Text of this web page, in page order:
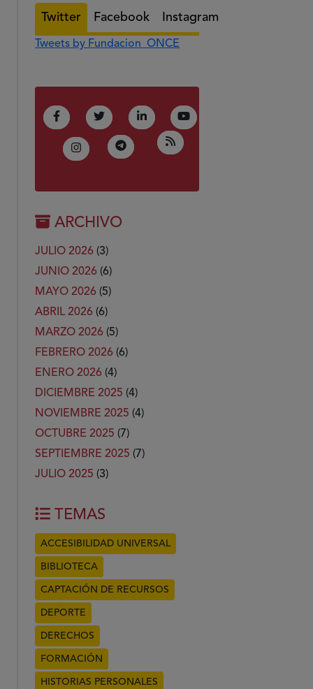
Twitter Facebook Instagram
Tweets by Fundacion_ONCE
Facebook
(Abre en nueva ventana)
Twitter
(Abre en nueva ventana)
LinkedIn
(Abre en nueva ventana)
Youtube
(Abre en nueva ventana)
Instagram
(Abre en nueva ventana)
Telegram
(Abre en nueva ventana)
RSS
(Abre en nueva ventana)
ARCHIVO
JULIO 2026 (3)
JUNIO 2026 (6)
MAYO 2026 (5)
ABRIL 2026 (6)
MARZO 2026 (5)
FEBRERO 2026 (6)
ENERO 2026 (4)
DICIEMBRE 2025 (4)
NOVIEMBRE 2025 (4)
OCTUBRE 2025 (7)
SEPTIEMBRE 2025 (7)
JULIO 2025 (3)
TEMAS
ACCESIBILIDAD UNIVERSAL
BIBLIOTECA
CAPTACIÓN DE RECURSOS
DEPORTE
DERECHOS
FORMACIÓN
HISTORIAS PERSONALES